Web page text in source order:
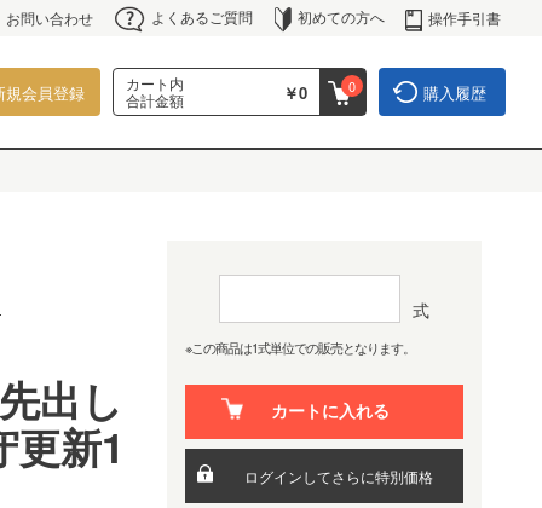
お問い合わせ よくあるご質問 初めての方へ 操作手引書
規会員登録
カート内
合計金額
￥0 0 購入履歴
出し
新1
式
※この商品は1式単位での販売となります。
カートに入れる
ログインしてさらに特別価格